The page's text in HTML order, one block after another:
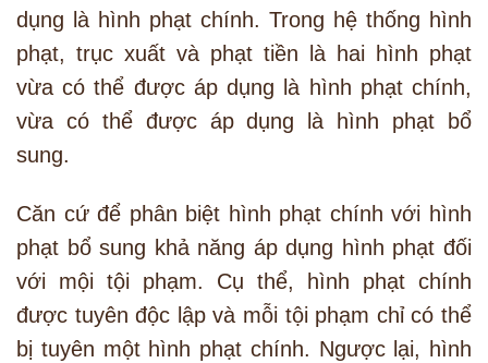
dụng là hình phạt chính. Trong hệ thống hình
phạt, trục xuất và phạt tiền là hai hình phạt
vừa có thể được áp dụng là hình phạt chính,
vừa có thể được áp dụng là hình phạt bổ
sung.
Căn cứ để phân biệt hình phạt chính với hình
phạt bổ sung khả năng áp dụng hình phạt đối
với mội tội phạm. Cụ thể, hình phạt chính
được tuyên độc lập và mỗi tội phạm chỉ có thể
bị tuyên một hình phạt chính. Ngược lại, hình